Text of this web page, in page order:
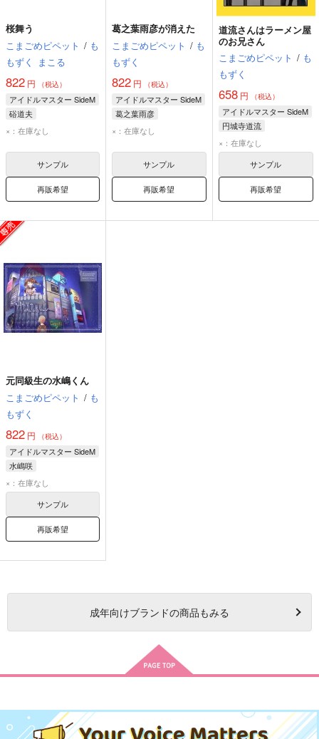
桜舞う
こまごめピペット / も
もずく
まこる
822 円 （税込）
アイドルマスター SideM
硲道夫
×：在庫なし
サンプル
再販希望
葛之葉雨彦が消えた
こまごめピペット / も
もずく
822 円 （税込）
アイドルマスター SideM
葛之葉雨彦
プロデューサー
×：在庫なし
サンプル
再販希望
道流さんはラーメン屋
のお兄さん
こまごめピペット / も
もずく
658円 （税込）
アイドルマスター SideM
円城寺道流
×：在庫なし
サンプル
再販希望
元同級生の水嶋くん
こまごめピペット / も
もずく
822 円 （税込）
アイドルマスター SideM
水嶋咲
×：在庫なし
サンプル
再販希望
成年向けブランドの商品もみる